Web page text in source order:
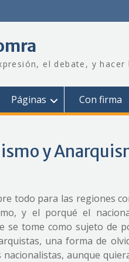
el debate, y
Páginas Con firma
y
todo para las regiones
y el porqué el
se tome como sujeto de
una forma de
aunque